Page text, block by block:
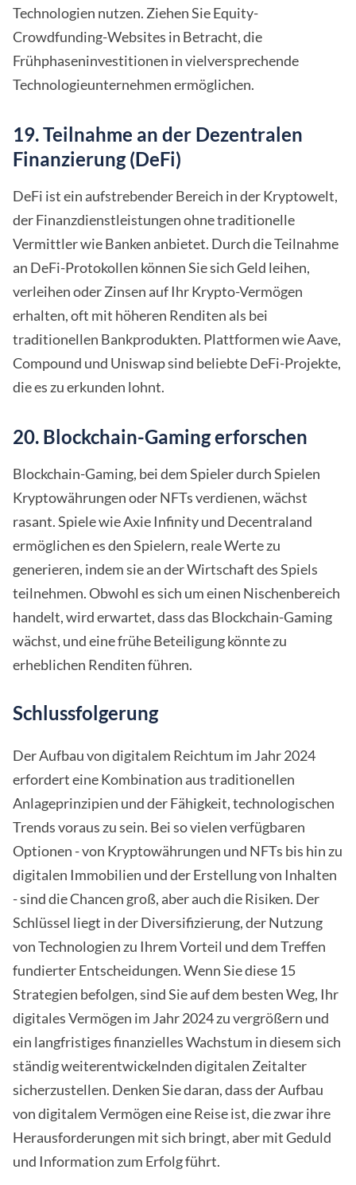
Technologien nutzen. Ziehen Sie Equity-
Crowdfunding-Websites in Betracht, die
Frühphaseninvestitionen in vielversprechende
Technologieunternehmen ermöglichen.
19. Teilnahme an der Dezentralen
Finanzierung (DeFi)
DeFi ist ein aufstrebender Bereich in der Kryptowelt,
der Finanzdienstleistungen ohne traditionelle
Vermittler wie Banken anbietet. Durch die Teilnahme
an DeFi-Protokollen können Sie sich Geld leihen,
verleihen oder Zinsen auf Ihr Krypto-Vermögen
erhalten, oft mit höheren Renditen als bei
traditionellen Bankprodukten. Plattformen wie Aave,
Compound und Uniswap sind beliebte DeFi-Projekte,
die es zu erkunden lohnt.
20. Blockchain-Gaming erforschen
Blockchain-Gaming, bei dem Spieler durch Spielen
Kryptowährungen oder NFTs verdienen, wächst
rasant. Spiele wie Axie Infinity und Decentraland
ermöglichen es den Spielern, reale Werte zu
generieren, indem sie an der Wirtschaft des Spiels
teilnehmen. Obwohl es sich um einen Nischenbereich
handelt, wird erwartet, dass das Blockchain-Gaming
wächst, und eine frühe Beteiligung könnte zu
erheblichen Renditen führen.
Schlussfolgerung
Der Aufbau von digitalem Reichtum im Jahr 2024
erfordert eine Kombination aus traditionellen
Anlageprinzipien und der Fähigkeit, technologischen
Trends voraus zu sein. Bei so vielen verfügbaren
Optionen - von Kryptowährungen und NFTs bis hin zu
digitalen Immobilien und der Erstellung von Inhalten
- sind die Chancen groß, aber auch die Risiken. Der
Schlüssel liegt in der Diversifizierung, der Nutzung
von Technologien zu Ihrem Vorteil und dem Treffen
fundierter Entscheidungen. Wenn Sie diese 15
Strategien befolgen, sind Sie auf dem besten Weg, Ihr
digitales Vermögen im Jahr 2024 zu vergrößern und
ein langfristiges finanzielles Wachstum in diesem sich
ständig weiterentwickelnden digitalen Zeitalter
sicherzustellen. Denken Sie daran, dass der Aufbau
von digitalem Vermögen eine Reise ist, die zwar ihre
Herausforderungen mit sich bringt, aber mit Geduld
und Information zum Erfolg führt.